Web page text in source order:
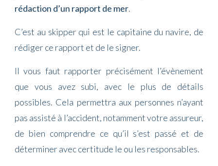
rédaction d’un rapport de mer.
C’est au skipper qui est le capitaine du navire, de
rédiger ce rapport et de le signer.
Il vous faut rapporter précisément l’évènement
que vous avez subi, avec le plus de détails
possibles. Cela permettra aux personnes n’ayant
pas assisté à l’accident, notamment votre assureur,
de bien comprendre ce qu’il s’est passé et de
déterminer avec certitude le ou les responsables.